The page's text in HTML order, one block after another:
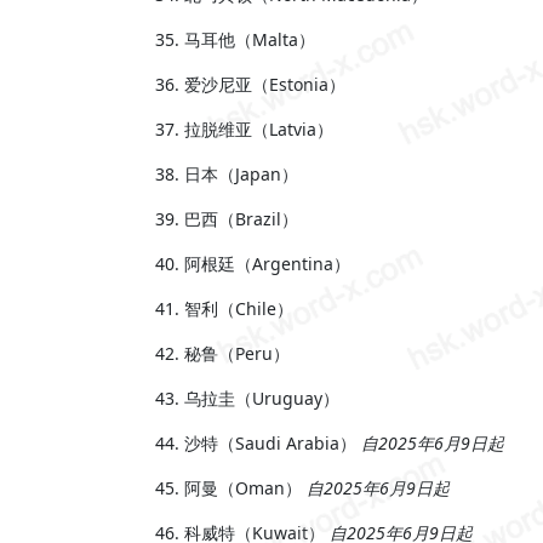
马耳他（Malta）
爱沙尼亚（Estonia）
拉脱维亚（Latvia）
日本（Japan）
巴西（Brazil）
阿根廷（Argentina）
智利（Chile）
秘鲁（Peru）
乌拉圭（Uruguay）
沙特（Saudi Arabia）
自2025年6月9日起
阿曼（Oman）
自2025年6月9日起
科威特（Kuwait）
自2025年6月9日起